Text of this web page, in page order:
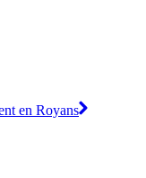
en Royans